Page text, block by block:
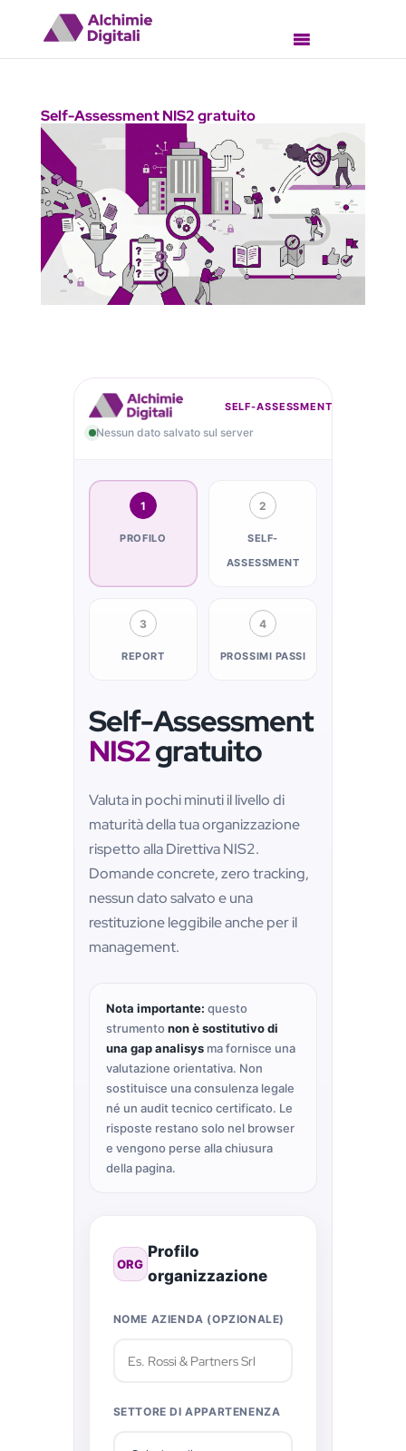
Self-Assessment NIS2 gratuito
SELF-ASSESSMENT NIS2
Nessun dato salvato sul server
1
PROFILO
2
SELF-
ASSESSMENT
3
REPORT
4
PROSSIMI PASSI
Self-Assessment
NIS2gratuito
Valuta in pochi minuti il livello di
maturità della tua organizzazione
rispetto alla Direttiva NIS2.
Domande concrete, zero tracking,
nessun dato salvato e una
restituzione leggibile anche per il
management.
Nota importante: questo
strumentonon è sostitutivo di
una gap analisysma fornisce una
valutazione orientativa. Non
sostituisce una consulenza legale
né un audit tecnico certificato. Le
risposte restano solo nel browser
e vengono perse alla chiusura
della pagina.
ORG
Profilo
organizzazione
NOME AZIENDA (OPZIONALE)
SETTORE DI APPARTENENZA